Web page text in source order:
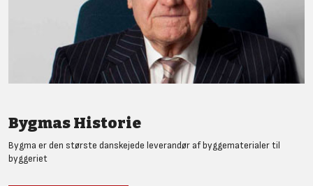
Bygmas Historie
Bygma er den største danskejede leverandør af byggematerialer til
byggeriet